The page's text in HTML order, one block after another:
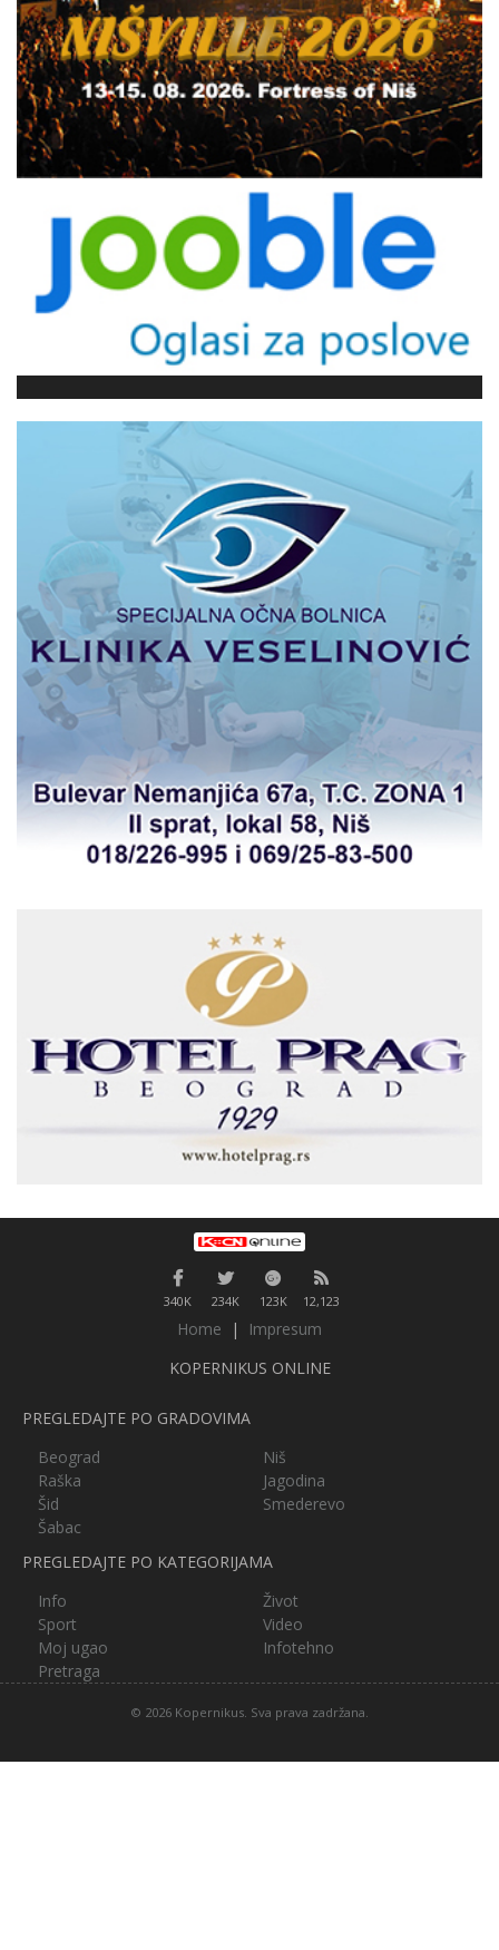
340K 234K 123K 12,123
Home |
Impresum
KOPERNIKUS ONLINE
PREGLEDAJTE PO GRADOVIMA
Beograd
Niš
Raška
Jagodina
Šid
Smederevo
Šabac
PREGLEDAJTE PO KATEGORIJAMA
Info
Život
Sport
Video
Moj ugao
Infotehno
Pretraga
© 2026 Kopernikus. Sva prava zadržana.